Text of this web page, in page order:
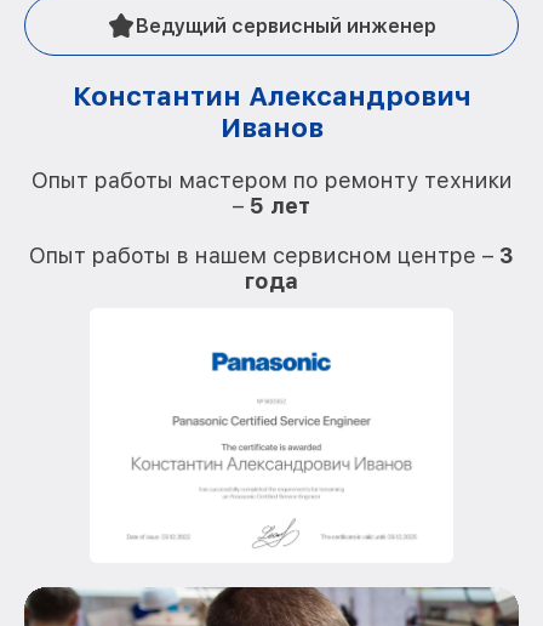
Ведущий сервисный инженер
Константин Александрович
Иванов
Опыт работы мастером по ремонту техники
– 5 лет
Опыт работы в нашем сервисном центре – 3
года